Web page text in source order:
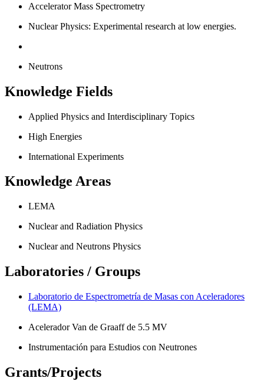
Accelerator Mass Spectrometry
Nuclear Physics: Experimental research at low energies.
Neutrons
Knowledge Fields
Applied Physics and Interdisciplinary Topics
High Energies
International Experiments
Knowledge Areas
LEMA
Nuclear and Radiation Physics
Nuclear and Neutrons Physics
Laboratories / Groups
Laboratorio de Espectrometría de Masas con Aceleradores
(LEMA)
Acelerador Van de Graaff de 5.5 MV
Instrumentación para Estudios con Neutrones
Grants/Projects